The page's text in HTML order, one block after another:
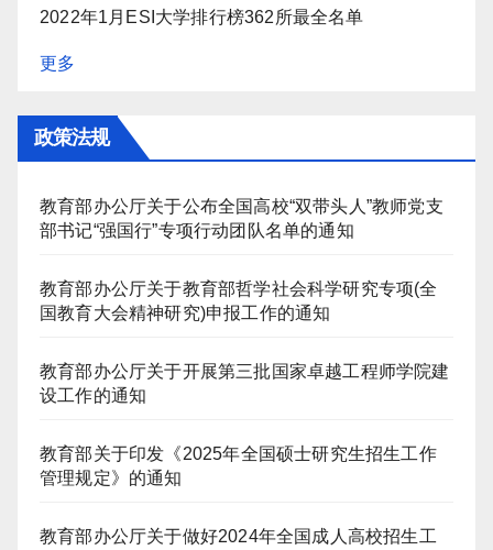
2022年1月ESI大学排行榜362所最全名单
更多
政策法规
教育部办公厅关于公布全国高校“双带头人”教师党支
部书记“强国行”专项行动团队名单的通知
教育部办公厅关于教育部哲学社会科学研究专项(全
国教育大会精神研究)申报工作的通知
教育部办公厅关于开展第三批国家卓越工程师学院建
设工作的通知
教育部关于印发《2025年全国硕士研究生招生工作
管理规定》的通知
教育部办公厅关于做好2024年全国成人高校招生工